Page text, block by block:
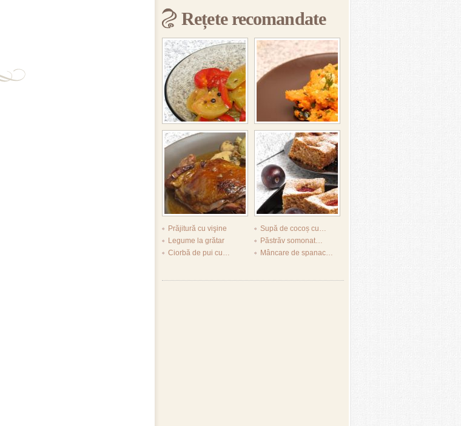
Rețete recomandate
Prăjitură cu vişine
Supă de cocoș cu…
Legume la grătar
Păstrăv somonat…
Ciorbă de pui cu…
Mâncare de spanac…